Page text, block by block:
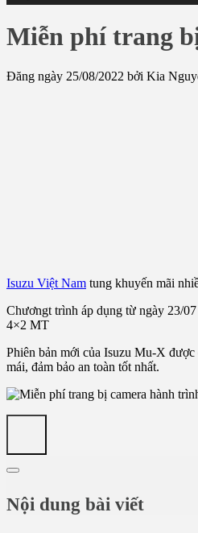
Miễn phí trang
Đăng ngày 25/08/2022 bởi Kia
Isuzu Việt Nam tung khuyến mãi
Chươngt trình áp dụng từ ngày 23/
4×2 MT
Phiên bản mới của Isuzu Mu-X
mái, đảm bảo an toàn tốt nhất.
Nội dung bài viết